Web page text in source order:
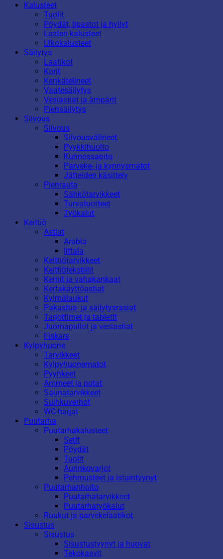
Kalusteet
Tuolit
Pöydät, lipastot ja hyllyt
Lasten kalusteet
Ulkokalusteet
Säilytys
Laatikot
Korit
Kenkätelineet
Vaatesäilytys
Vesiastiat ja ämpärit
Piensäilytys
Siivous
Siivous
Siivousvälineet
Pyykkihuolto
Kunnossapito
Parveke- ja kynnysmatot
Jätteiden käsittely
Pienrauta
Sähkötarvikkeet
Turvatuotteet
Työkalut
Keittiö
Astiat
Arabia
Iittala
Keittiötarvikkeet
Keittiötekstiilit
Kernit ja vahakankaat
Kertakäyttöastiat
Kylmälaukut
Pakastus- ja säilytysrasiat
Tarjottimet ja tabletit
Juomapullot ja vesiastiat
Fiskars
Kylpyhuone
Tarvikkeet
Kylpyhuonematot
Pyyhkeet
Ammeet ja potat
Saunatarvikkeet
Suihkuverhot
WC-harjat
Puutarha
Puutarhakalusteet
Setit
Pöydät
Tuolit
Aurinkovarjot
Pehmusteet ja istuintyynyt
Puutarhanhoito
Puutarhatarvikkeet
Puutarhatyökalut
Ruukut ja parvekelaatikot
Sisustus
Sisustus
Sisustustyynyt ja huovat
Tekokasvit